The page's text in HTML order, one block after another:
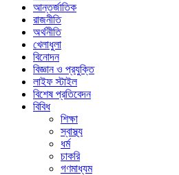
আন্তর্জাতিক
রাজনীতি
অর্থনীতি
খেলাধুলা
বিনোদন
বিজ্ঞান ও প্রযুক্তি
লাইফ স্টাইল
বিশেষ প্রতিবেদন
বিবিধ
শিক্ষা
স্বাস্থ্য
ধর্ম
চাকরি
গণমাধ্যম